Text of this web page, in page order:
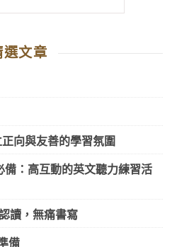
選文章
向與友善的學習氛圍
備：高互動的英文聽力練習活
讀，無痛書寫
備